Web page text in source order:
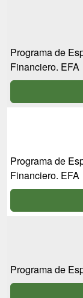
Programa de
Financiero. EFA
Programa de
Financiero. EFA
Programa de